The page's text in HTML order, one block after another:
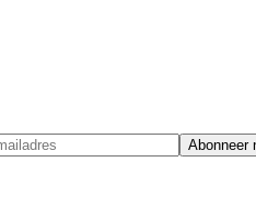
Abonneer